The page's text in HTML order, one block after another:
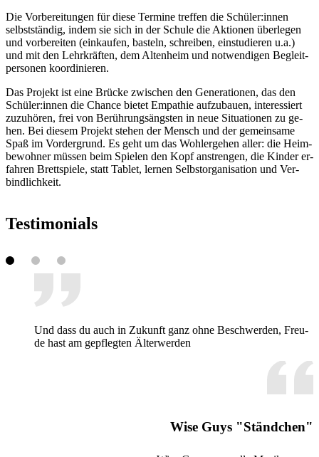
Die Vor­be­rei­tun­gen für die­se Ter­mi­ne tref­fen die Schü­ler:in­nen
selbst­stän­dig, in­dem sie sich in der Schu­le die Ak­tio­nen über­le­gen
und vor­be­rei­ten (ein­kau­fen, bas­teln, schrei­ben, ein­stu­die­ren u.a.)
und mit den Lehr­kräf­ten, dem Al­ten­heim und not­wen­di­gen Be­gleit­
per­so­nen ko­or­di­nie­ren.
Das Pro­jekt ist eine Brü­cke zwi­schen den Ge­ne­ra­tio­nen, das den
Schü­ler:in­nen die Chan­ce bie­tet Em­pa­thie auf­zu­bau­en, in­ter­es­siert
zu­zu­hö­ren, frei von Be­rüh­rungs­ängs­ten in neue Si­tua­tio­nen zu ge­
hen. Bei die­sem Pro­jekt ste­hen der Mensch und der ge­mein­sa­me
Spaß im Vor­der­grund. Es geht um das Wohl­erge­hen al­ler: die Heim­
be­woh­ner müs­sen beim Spie­len den Kopf an­stren­gen, die Kin­der er­
fah­ren Brett­spie­le, statt Ta­blet, ler­nen Selbst­or­ga­ni­sa­ti­on und Ver­
bind­lich­keit.
Tes­ti­mo­ni­als
Und dass du auch in Zu­kunft ganz ohne Be­schwer­den, Freu­
de hast am ge­pfleg­ten Äl­ter­wer­den
Wise Guys "Ständchen"